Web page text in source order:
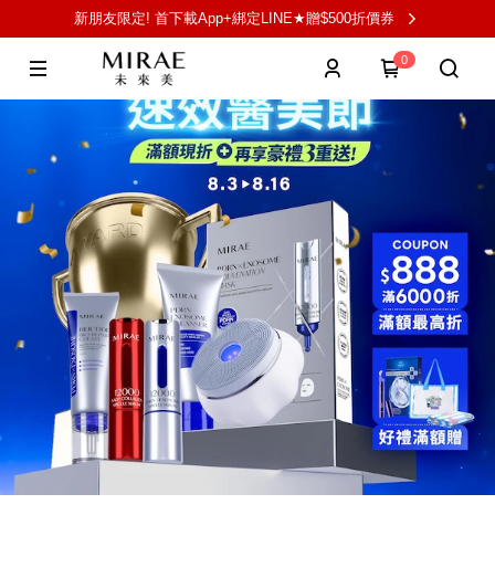
新朋友限定! 首下載App+綁定LINE★贈$500折價券
0